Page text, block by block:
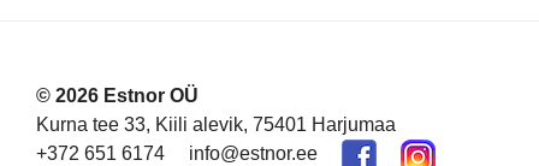
© 2026 Estnor OÜ
Kurna tee 33, Kiili alevik, 75401 Harjumaa
+372 651 6174
info@estnor.ee